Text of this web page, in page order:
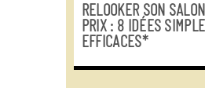
RELOOKER SON
PRIX : 8 IDÉES
EFFICACES*